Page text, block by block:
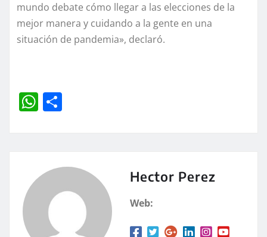
mundo debate cómo llegar a las elecciones de la
mejor manera y cuidando a la gente en una
situación de pandemia», declaró.
W
A
p
rt
Hector Perez
Web: